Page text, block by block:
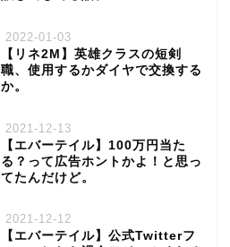
2022-01-03
【リネ2M】英雄クラスの短剣
職、使用するかダイヤで交換する
か。
2021-12-13
【エバーテイル】100万円当た
る？って広告ホントかよ！と思っ
てたんだけど。
2021-12-12
【エバーテイル】公式Twitterフ